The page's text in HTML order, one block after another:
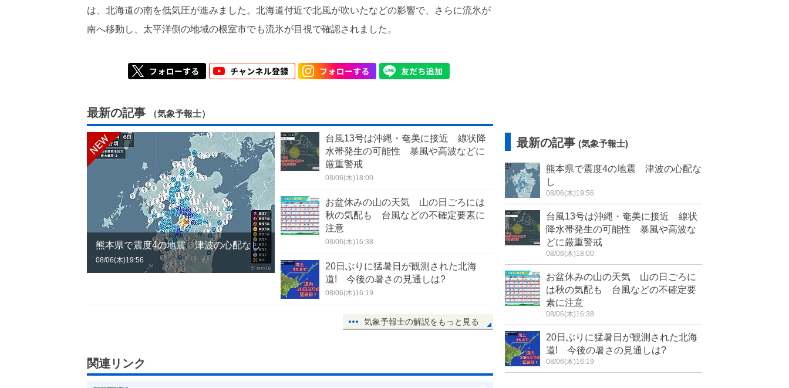
は、北海道の南を低気圧が進みました。北海道付近で北風が吹いたなどの影響で、さらに流氷が
南へ移動し、太平洋側の地域の根室市でも流氷が目視で確認されました。
最新の記事 （気象予報士）
熊本県で震度4の地震 津波の心配なし
08/06(木)19:56
台風13号は沖縄・奄美に接近 線状降
水帯発生の可能性 暴風や高波などに
厳重警戒
08/06(木)18:00
お盆休みの山の天気 山の日ごろには
秋の気配も 台風などの不確定要素に
注意
08/06(木)16:38
20日ぶりに猛暑日が観測された北海
道! 今後の暑さの見通しは?
08/06(木)16:19
気象予報士の解説をもっと見る
関連リンク
最新の記事 (気象予報士)
熊本県で震度4の地震 津波の心配な
し
08/06(木)19:56
台風13号は沖縄・奄美に接近 線状
降水帯発生の可能性 暴風や高波な
どに厳重警戒
08/06(木)18:00
お盆休みの山の天気 山の日ごろに
は秋の気配も 台風などの不確定要
素に注意
08/06(木)16:38
20日ぶりに猛暑日が観測された北海
道! 今後の暑さの見通しは?
08/06(木)16:19